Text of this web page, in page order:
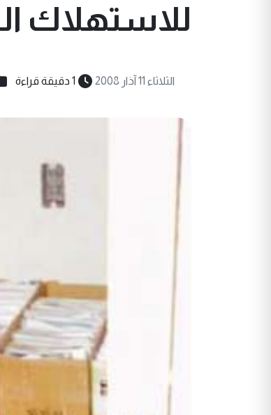
للاستهلاك
الثلاثاء 11 آذار 2008 1 دقيقة قراءة